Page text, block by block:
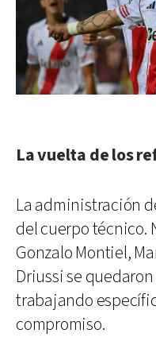
La vuelta de los
La administración
del cuerpo técnico.
Gonzalo Montiel,
Driussi se
trabajando
compromiso.